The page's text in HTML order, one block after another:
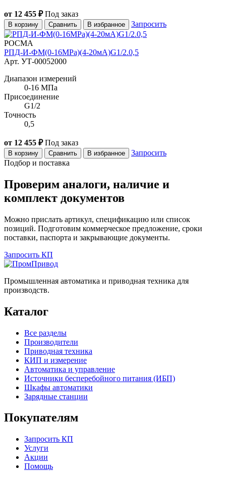
от 12 455 ₽ Под заказ
В корзину Сравнить В избранное Запросить
РОСМА
РПД-И-ФМ(0-16MPa)(4-20мА)G1/2.0,5
Арт. УТ-00052000
Диапазон измерений
0-16 МПа
Присоединение
G1/2
Точность
0,5
от 12 455 ₽ Под заказ
В корзину Сравнить В избранное
Запросить
Подбор и поставка
Проверим аналоги, наличие и
комплект документов
Можно прислать артикул, спецификацию или список
позиций. Подготовим коммерческое предложение, сроки
поставки, паспорта и закрывающие документы.
Запросить КП
Промышленная автоматика и приводная техника для
производств.
Каталог
Все разделы
Производители
Приводная техника
КИП и измерение
Автоматика и управление
Источники бесперебойного питания (ИБП)
Шкафы автоматики
Зарядные станции
Покупателям
Запросить КП
Услуги
Акции
Помощь